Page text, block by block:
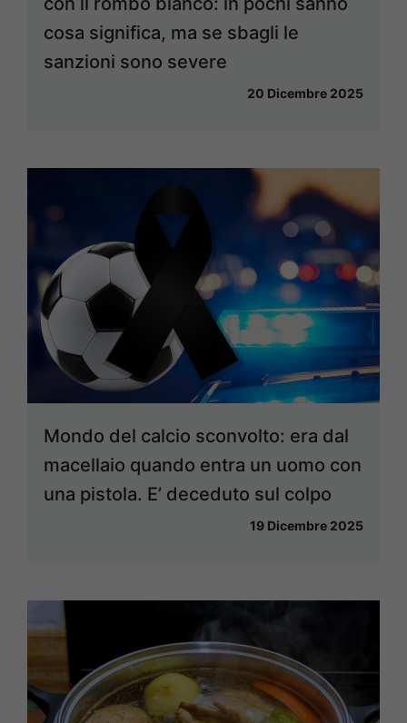
cosa significa, ma se sbagli le
sanzioni sono severe
20 Dicembre 2025
Mondo del calcio sconvolto: era dal
macellaio quando entra un uomo con
una pistola. E’ deceduto sul colpo
19 Dicembre 2025